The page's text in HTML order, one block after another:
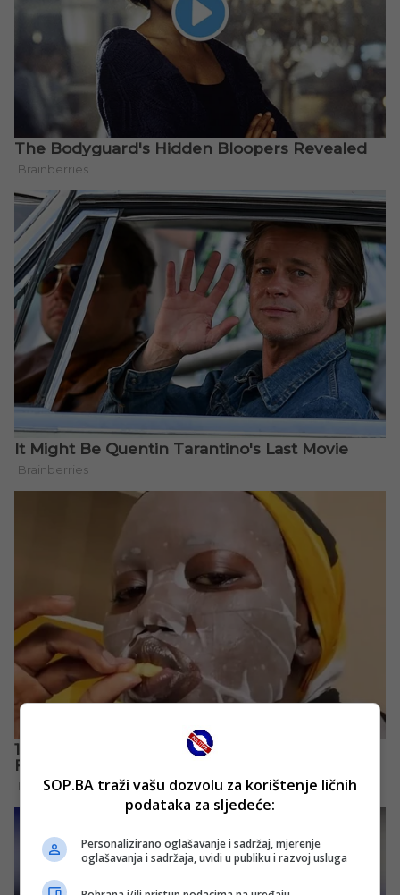
SOP.BA traži vašu dozvolu za korištenje ličnih
podataka za sljedeće:
Personalizirano oglašavanje i sadržaj, mjerenje
oglašavanja i sadržaja, uvidi u publiku i razvoj usluga